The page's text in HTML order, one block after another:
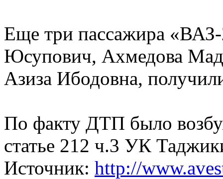
Еще три пассажира
Юсупович, Ахмедова
Азиза Ибодовна,
По факту ДТП было
статье 212 ч.3 УК
Источник: http://